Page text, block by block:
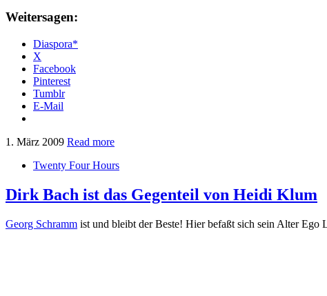
Weitersagen:
Diaspora*
X
Facebook
Pinterest
Tumblr
E-Mail
1. März 2009 Read more
Twenty Four Hours
Dirk Bach ist das Gegenteil von Heidi Klum
Georg Schramm ist und bleibt der Beste! Hier befaßt sich sein Alter Ego